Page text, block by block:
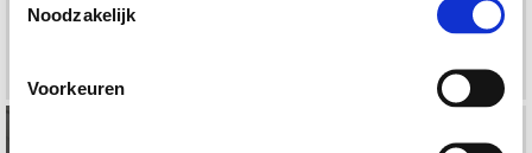
Noodzakelijk
Voorkeuren